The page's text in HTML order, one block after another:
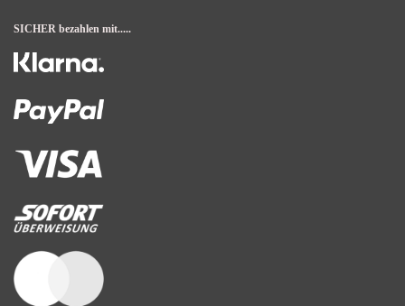
SICHER bezahlen mit.....